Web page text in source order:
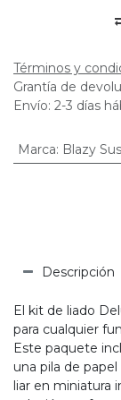
Términos y
Grantía de
Envío: 2-3 días
Marca: Blazy
Descripción
El kit de liado
para cualquier
Este paquete
una pila de
liar en miniatura